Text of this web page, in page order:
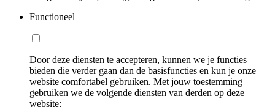
Functioneel
Door deze diensten te accepteren, kunnen we je functies
bieden die verder gaan dan de basisfuncties en kun je onze
website comfortabel gebruiken. Met jouw toestemming
gebruiken we de volgende diensten van derden op deze
website: